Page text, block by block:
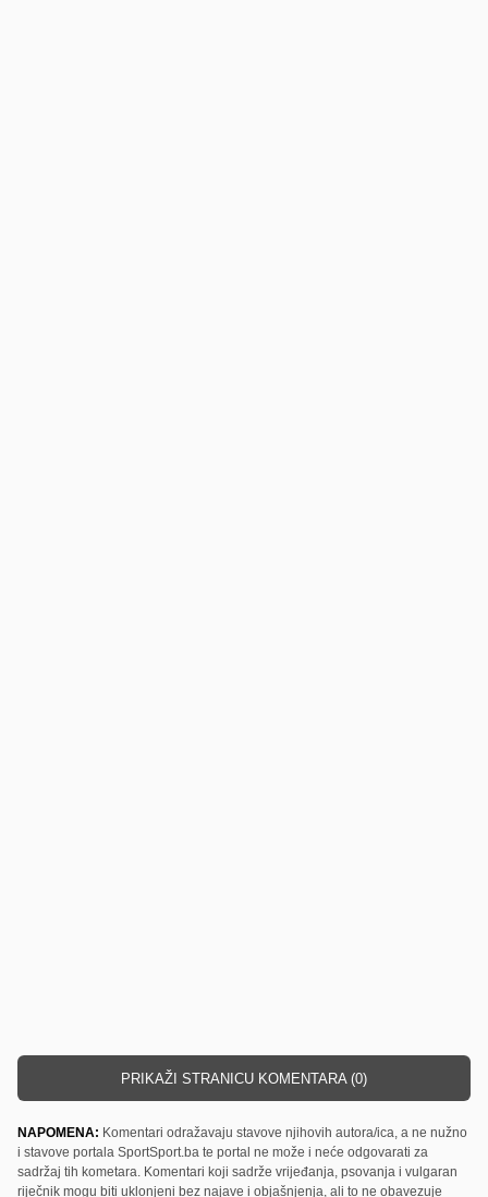
PRIKAŽI STRANICU KOMENTARA (0)
NAPOMENA: Komentari odražavaju stavove njihovih autora/ica, a ne nužno
i stavove portala SportSport.ba te portal ne može i neće odgovarati za
sadržaj tih kometara. Komentari koji sadrže vrijeđanja, psovanja i vulgaran
riječnik mogu biti uklonjeni bez najave i objašnjenja, ali to ne obavezuje